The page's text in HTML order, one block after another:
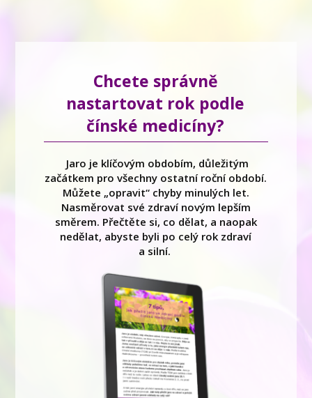
Chcete správně
nastartovat rok podle
čínské medicíny?
Jaro je klíčovým obdobím, důležitým
začátkem pro všechny ostatní roční období.
Můžete „opravit“ chyby minulých let.
Nasměrovat své zdraví novým lepším
směrem. Přečtěte si, co dělat, a naopak
nedělat, abyste byli po celý rok zdraví
a silní.